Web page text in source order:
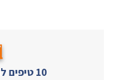
10 טיפים לזכיינות מנצחת